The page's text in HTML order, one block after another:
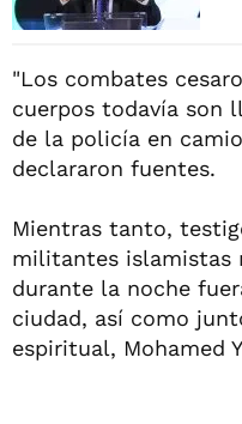
"Los combates
cuerpos todavía son
de la policía en
declararon fuentes.
Mientras tanto,
militantes islamistas
durante la noche
ciudad, así como
espiritual, Mohamed